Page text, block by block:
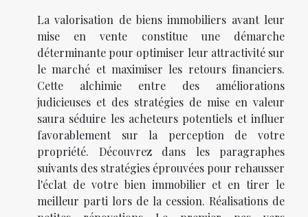
La valorisation de biens immobiliers avant leur
mise en vente constitue une démarche
déterminante pour optimiser leur attractivité sur
le marché et maximiser les retours financiers.
Cette alchimie entre des améliorations
judicieuses et des stratégies de mise en valeur
saura séduire les acheteurs potentiels et influer
favorablement sur la perception de votre
propriété. Découvrez dans les paragraphes
suivants des stratégies éprouvées pour rehausser
l'éclat de votre bien immobilier et en tirer le
meilleur parti lors de la cession. Réalisations de